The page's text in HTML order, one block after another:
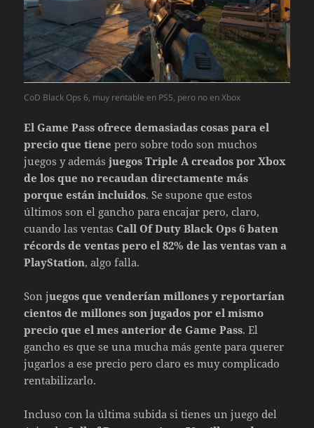
CoD Black Ops 6, muy rentable en PS5, pero no en Xbox
El Game Pass ofrece demasiadas cosas para el
precio que tiene pero sobre todo son muchos
juegos y ademásjuegos Triple A creados por Xbox
de los que no recaudan directamente más
porque están incluidos. Se supone que estos
últimos son el gancho para encajar pero, claro,
cuando las ventasCall Of Duty Black Ops 6 baten
récords de ventas pero el 82% de las ventas van a
PlayStation, algo falla.
Son juegos que venderían millones y reportarían
cientos de millones son jugados por el mismo
precio que el mes anterior de Game Pass. El
gancho es que se una mucha más gente para querer
jugarlos a ese precio pero claro es muy complicado
rentabilizarlo.
Incluso con la última subida si tienes un juego del